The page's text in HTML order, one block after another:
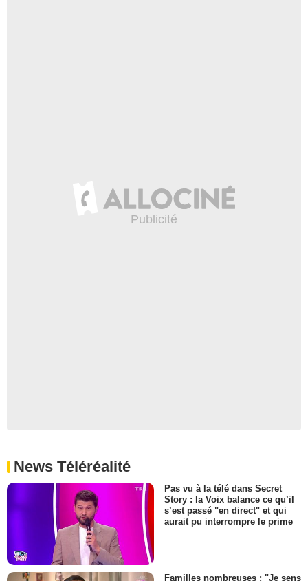
News Téléréalité
Pas vu à la télé dans Secret
Story : la Voix balance ce qu’il
s’est passé "en direct" et qui
aurait pu interrompre le prime
Familles nombreuses : "Je sens